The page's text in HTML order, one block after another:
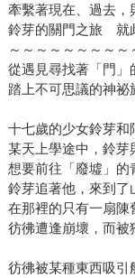
牽繫著現在、過去，
鈴芽的關門之旅 就
～～～～～～～～～
從遇見尋找著「門」
踏上不可思議的神祕
十七歲的少女鈴芽和
某天上學途中，鈴芽
想要前往「廢墟」的
鈴芽追著他，來到了
在那裡的只有一扇陳
彷彿遭逢崩壞，而被
彷彿被某種東西吸